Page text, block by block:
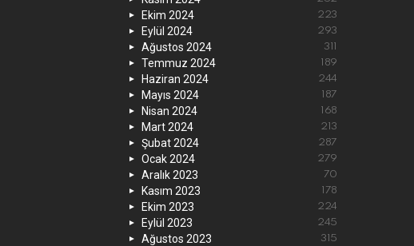
Ekim 2024 223
Eylül 2024 293
Ağustos 2024 311
Temmuz 2024 189
Haziran 2024 244
Mayıs 2024 187
Nisan 2024 168
Mart 2024 213
Şubat 2024 287
Ocak 2024 279
Aralık 2023 70
Kasım 2023 178
Ekim 2023 224
Eylül 2023 245
Ağustos 2023 315